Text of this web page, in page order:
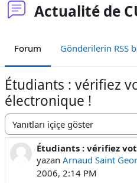
Actualité de
Forum Gönderilerin RSS
Étudiants : vérifiez
électronique !
Görünüm modu
Étudiants : vérifiez
yazanArnaud Saint
2006, 2:14 PM
Yanıt sayısı: 0